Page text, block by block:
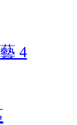
4